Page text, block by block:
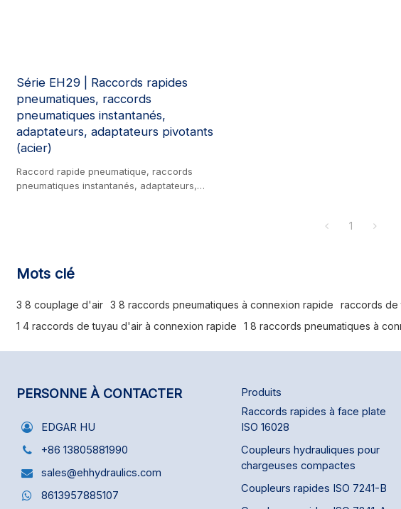
Série EH29 | Raccords rapides
pneumatiques, raccords
pneumatiques instantanés,
adaptateurs, adaptateurs pivotants
(acier)
Raccord rapide pneumatique, raccords
pneumatiques instantanés, adaptateurs,
déconnexion involontaire.
1
Mots clé
3 8 couplage d'air 3 8 raccords pneumatiques à connexion rapide raccords de
1 4 raccords de tuyau d'air à connexion rapide
1 8 raccords pneumatiques à
PERSONNE À CONTACTER
EDGAR HU
+86 13805881990
sales@ehhydraulics.com
8613957885107
Produits
Raccords rapides à face plate
ISO 16028
Coupleurs hydrauliques pour
chargeuses compactes
Coupleurs rapides ISO 7241-B